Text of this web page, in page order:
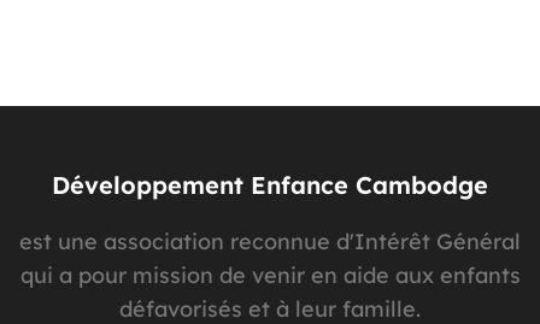
Développement Enfance Cambodge
est une association reconnue d'Intérêt Général
qui a pour mission de venir en aide aux enfants
défavorisés et à leur famille.